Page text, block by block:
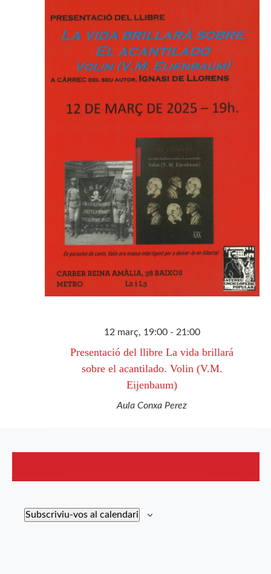
12 març, 19:00- 21:00
Presentació del llibre La vida brillará
sobre el acantilado. Volin (V.M.
Eijenbaum)
Aula Conxa Perez
Subscriviu-vos al calendari